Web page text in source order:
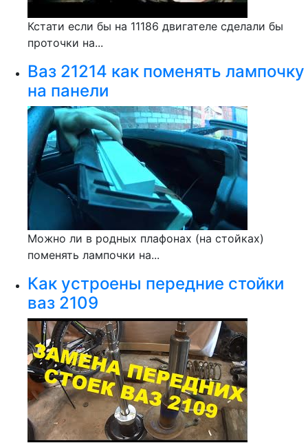
Кстати если бы на 11186 двигателе сделали бы
проточки на...
Ваз 21214 как поменять лампочку
на панели
Можно ли в родных плафонах (на стойках)
поменять лампочки на...
Как устроены передние стойки
ваз 2109